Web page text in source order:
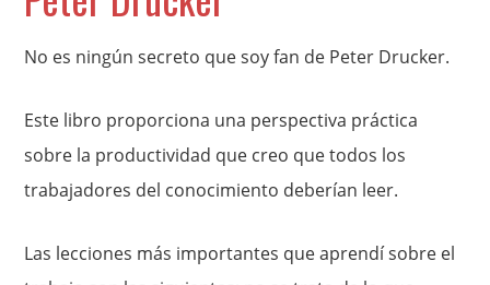
No es ningún secreto que soy fan de Peter Drucker.
Este libro proporciona una perspectiva práctica
sobre la productividad que creo que todos los
trabajadores del conocimiento deberían leer.
Las lecciones más importantes que aprendí sobre el